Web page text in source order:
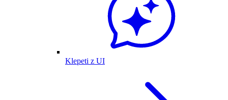
Klepeti z UI